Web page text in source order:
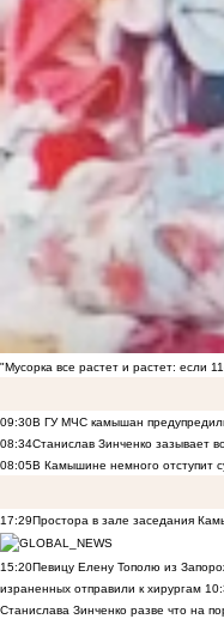
"Мусорка все растет и растет: если
09:30В ГУ МЧС камышан
08:34Станислав Зинченко зазывает
08:05В Камышине немного отступит
17:29Простора в зале заседания
15:20Певицу Елену Тополю из
израненных отправили к хирургам
Станислава Зинченко разве что на